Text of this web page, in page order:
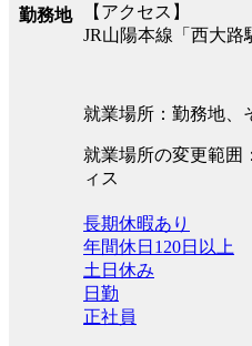
勤務地
【アクセス】
JR山陽本線「西大路
就業場所：勤務地、
就業場所の変更範囲
ィス
長期休暇あり
年間休日120日以上
土日休み
日勤
正社員